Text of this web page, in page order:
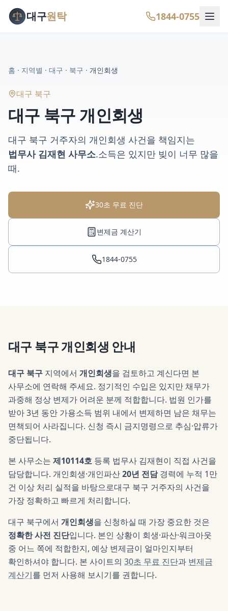
대구원탁 1844-0755
홈 · 지역별 · 대구 · 북구 · 개인회생
대구 북구
대구 북구 개인회생
대구 북구 거주자의 개인회생 사건을 책임지는
법무사 김재현 사무소.소득은 있지만 빚이 너무 많을
때.
30초 무료 진단
변제금 계산기
1844-0755
대구 북구개인회생 안내
대구 북구 지역에서 개인회생을 검토하고 계신다면 본
사무소에 연락해 주세요. 정기적인 수입은 있지만 채무가
과중해 정상 변제가 어려운 분께 적합합니다. 법원 인가를
받아 3년 동안 가용소득 범위 내에서 변제하면 남은 채무는
면책되어 사라집니다. 신청 즉시 금지명령으로 추심·압류가
중단됩니다.
본 사무소는 제10114호 등록 법무사 김재현이 직접 사건을
담당합니다. 개인회생·개인파산20년 전담경력에 누적 1만
건 이상 처리 실적을 바탕으로대구 북구 거주자의 사건을
가장 정확하고 빠르게 처리합니다.
대구 북구에서 개인회생을 신청하실 때 가장 중요한 것은
정확한 사전 진단입니다. 본인 상황이 회생·파산·워크아웃
중 어느 쪽에 적합한지, 예상 변제금이 얼마인지부터
확인하셔야 합니다. 본 사이트의 30초 무료 진단과 변제금
계산기를 먼저 사용해 보시기를 권합니다.